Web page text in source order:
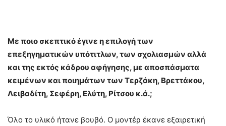
Με ποιο σκεπτικό έγινε η επιλογή των
επεξηγηματικών υπότιτλων, των σχολιασμών αλλά
και της εκτός κάδρου αφήγησης, με αποσπάσματα
κειμένων και ποιημάτων των Τερζάκη, Βρεττάκου,
Λειβαδίτη, Σεφέρη, Ελύτη, Ρίτσου κ.ά.;
Όλο το υλικό ήτανε βουβό. Ο μοντέρ έκανε εξαιρετική